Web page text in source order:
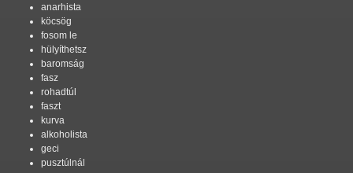
anarhista
köcsög
fosom le
hülyíthetsz
baromság
fasz
rohadtúl
faszt
kurva
alkoholista
geci
pusztúlnál